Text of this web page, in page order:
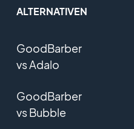
ALTERNATIVEN
GoodBarber
vs Adalo
GoodBarber
vs Bubble